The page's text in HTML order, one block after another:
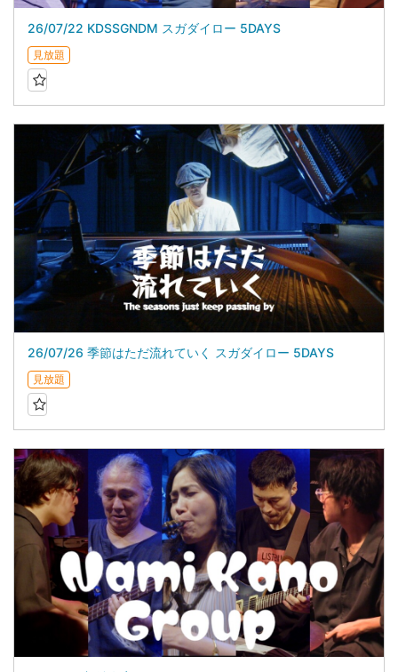
26/07/22 KDSSGNDM スガダイロー 5DAYS
見放題
26/07/26 季節はただ流れていく スガダイロー 5DAYS
見放題